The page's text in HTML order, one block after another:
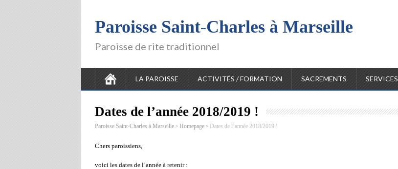
Paroisse Saint-Charles à Marseille
Paroisse de rite traditionnel
LA PAROISSE ACTIVITÉS / FORMATION SACREMENTS SERVICES
Dates de l’année 2018/2019 !
Paroisse Saint-Charles à Marseille > Homepage > Dates de l’année 2018/2019 !
Chers paroissiens,
voici les dates de l’année à retenir :